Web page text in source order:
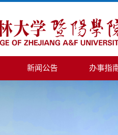
新闻公告 办事指